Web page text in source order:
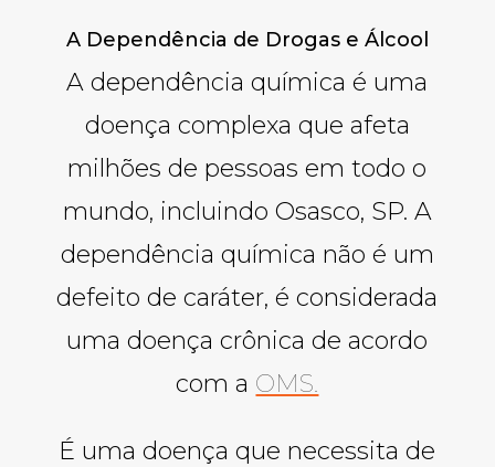
A Dependência de Drogas e Álcool
A dependência química é uma
doença complexa que afeta
milhões de pessoas em todo o
mundo, incluindo Osasco, SP. A
dependência química não é um
defeito de caráter, é considerada
uma doença crônica de acordo
com a OMS.
É uma doença que necessita de